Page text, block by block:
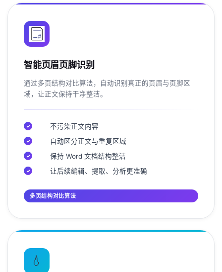
智能页眉页脚识别
通过多页结构对比算法，自动识别真正的页眉与页脚区
域，让正文保持干净整洁。
✓ 不污染正文内容
✓ 自动区分正文与重复区域
✓ 保持 Word 文档结构整洁
✓ 让后续编辑、提取、分析更准确
多页结构对比算法
💧